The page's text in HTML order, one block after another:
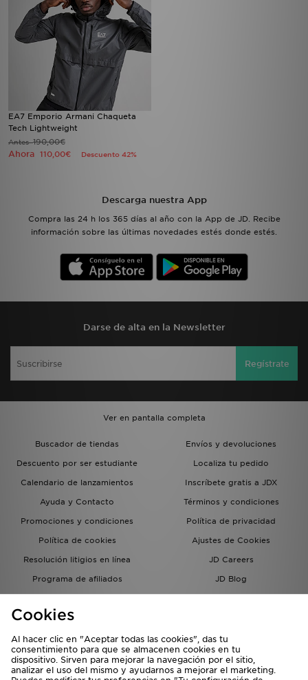
EA7 Emporio Armani Chaqueta
Tech Lightweight
Antes190,00€
Ahora 110,00€ Descuento 42%
Descarga nuestra App
Compra las 24 h los 365 días al año con la App de JD. Recibe
información sobre las últimas novedades estés donde estés.
Darse de alta en la Newsletter
Regístrate
Ver en pantalla completa
Buscador de tiendas
Envíos y devoluciones
Descuento por ser estudiante
Localiza tu pedido
Calendario de lanzamientos
Inscríbete gratis a JDX
Ayuda y Contacto
Términos y condiciones
Promociones y condiciones
Política de privacidad
Política de cookies
Ajustes de Cookies
Resolución litigios en línea
JD Careers
Programa de afiliados
JD Blog
del grupo JD - Whistleblowing
Cookies
Al hacer clic en "Aceptar todas las cookies", das tu
consentimiento para que se almacenen cookies en tu
dispositivo. Sirven para mejorar la navegación por el sitio,
analizar el uso del mismo y ayudarnos a mejorar el marketing.